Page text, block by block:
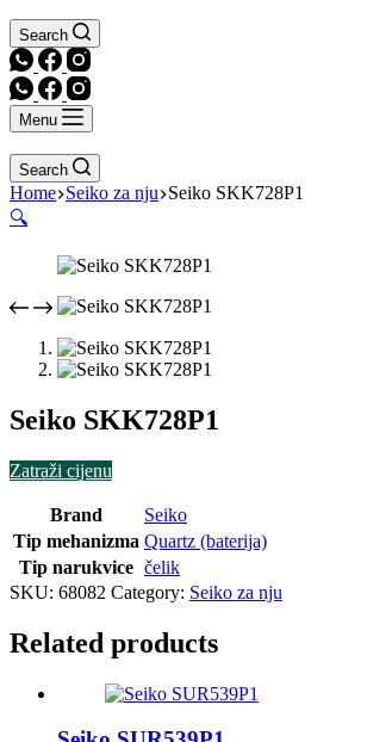
Search
Menu
Search
Home Seiko za nju Seiko SKK728P1
🔍
Seiko SKK728P1
Zatraži cijenu
Brand
Seiko
Tip mehanizma Quartz (baterija)
Tip narukvice čelik
SKU: 68082 Category: Seiko za nju
Related products